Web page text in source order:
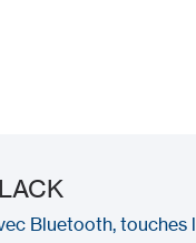
Bluetooth, touches